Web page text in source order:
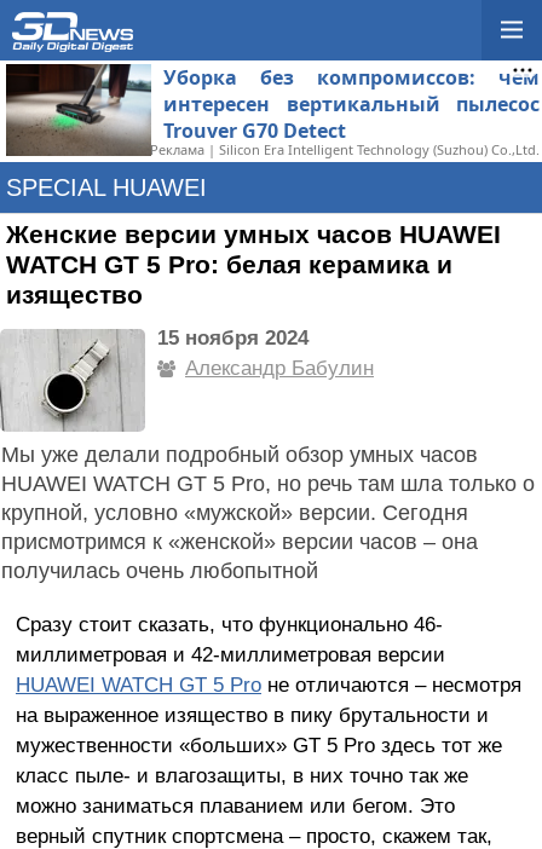
Уборка без компромиссов: чем
интересен вертикальный пылесос
Trouver G70 Detect
Реклама | Silicon Era Intelligent Technology (Suzhou) Co.,Ltd.
SPECIAL HUAWEI
Женские версии умных часов HUAWEI
WATCH GT 5 Pro: белая керамика и
изящество
15 ноября 2024
Александр Бабулин
Мы уже делали подробный обзор умных часов
HUAWEI WATCH GT 5 Pro, но речь там шла только о
крупной, условно «мужской» версии. Сегодня
присмотримся к «женской» версии часов – она
получилась очень любопытной
Сразу стоит сказать, что функционально 46-
миллиметровая и 42-миллиметровая версии
HUAWEI WATCH GT 5 Proне отличаются – несмотря
на выраженное изящество в пику брутальности и
мужественности «больших» GT 5 Pro здесь тот же
класс пыле- и влагозащиты, в них точно так же
можно заниматься плаванием или бегом. Это
верный спутник спортсмена – просто, скажем так,